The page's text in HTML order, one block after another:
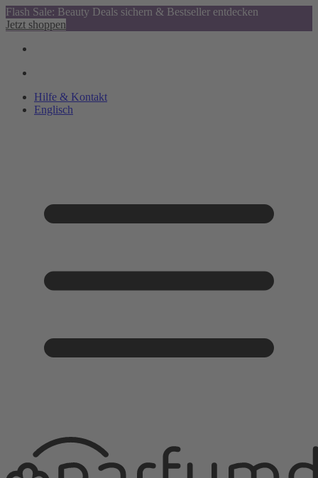
Flash Sale: Beauty Deals sichern & Bestseller entdecken
Jetzt shoppen
Hilfe & Kontakt
Englisch